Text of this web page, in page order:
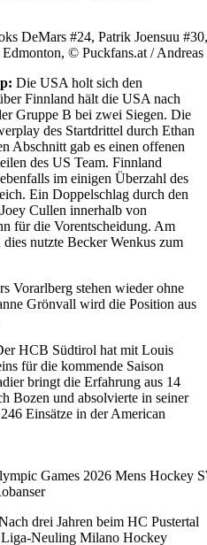
DeMars #24, Patrik Joensuu
© Puckfans.at / Andreas
Die USA holt sich den
Finnland hält die USA nach
Gruppe B bei zwei Siegen. Die
des Startdrittel durch Ethan
Abschnitt gab es einen offenen
des US Team. Finnland
im einigen Überzahl des
Ein Doppelschlag durch den
Cullen innerhalb von
für die Vorentscheidung. Am
nutzte Becker Wenkus zum
Vorarlberg stehen wieder ohne
Grönvall wird die Position aus
HCB Südtirol hat mit Louis
für die kommende Saison
bringt die Erfahrung aus 14
Bozen und absolvierte in seiner
Einsätze in der American
Games 2026 Mens Hockey
drei Jahren beim HC Pustertal
Neuling Milano Hockey